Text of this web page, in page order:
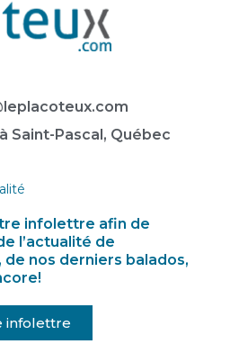
Saint-Pascal, Québec
infolettre afin de
l’actualité de
de nos derniers balados,
infolettre